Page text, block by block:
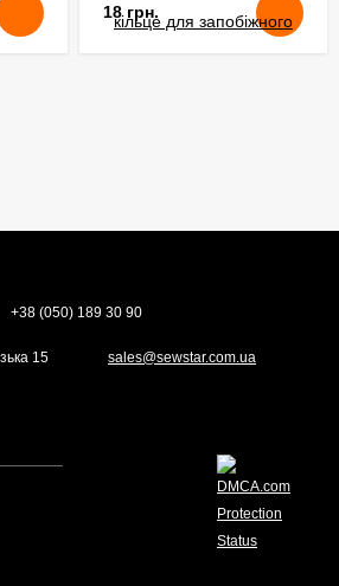
18 грн.
+38 (050) 189 30 90
15 sales@sewstar.com.ua